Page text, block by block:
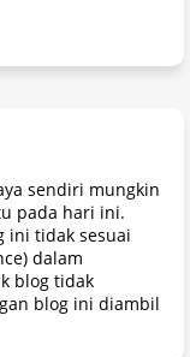
sendiri mungkin
pada hari ini.
ini tidak sesuai
dalam
blog tidak
blog ini diambil